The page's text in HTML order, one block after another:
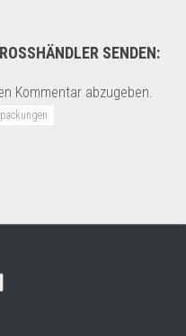
SENDEN:
Kommentar abzugeben.